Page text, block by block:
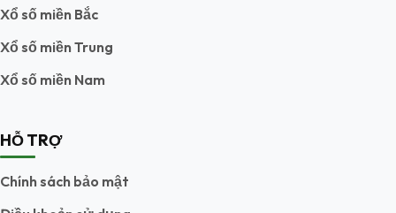
Xổ số miền Bắc
Xổ số miền Trung
Xổ số miền Nam
HỖ TRỢ
Chính sách bảo mật